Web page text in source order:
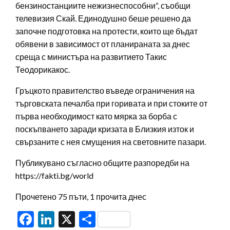
бензиностанциите нежизнеспособни“, съобщи
телевизия Скай. Единодушно беше решено да
започне подготовка на протести, които ще бъдат
обявени в зависимост от планираната за днес
среща с министъра на развитието Такис
Теодорикакос.
Гръцкото правителство въведе ограничения на
търговската печалба при горивата и при стоките от
първа необходимост като мярка за борба с
поскъпването заради кризата в Близкия изток и
свързаните с нея смущения на световните пазари.
Публикувано съгласно общите разпоредби на
https://fakti.bg/world
Прочетено 75 пъти, 1 прочита днес
Facebook
LinkedIn
X Share